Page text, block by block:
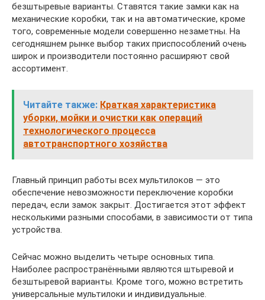
безштыревые варианты. Ставятся такие замки как на
механические коробки, так и на автоматические, кроме
того, современные модели совершенно незаметны. На
сегодняшнем рынке выбор таких приспособлений очень
широк и производители постоянно расширяют свой
ассортимент.
Читайте также: Краткая характеристика
уборки, мойки и очистки как операций
технологического процесса
автотранспортного хозяйства
Главный принцип работы всех мультилоков — это
обеспечение невозможности переключение коробки
передач, если замок закрыт. Достигается этот эффект
несколькими разными способами, в зависимости от типа
устройства.
Сейчас можно выделить четыре основных типа.
Наиболее распространёнными являются штыревой и
безштыревой варианты. Кроме того, можно встретить
универсальные мультилоки и индивидуальные.